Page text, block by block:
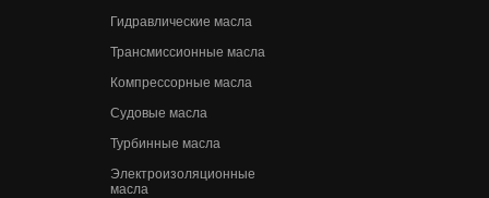
Гидравлические масла
Трансмиссионные масла
Компрессорные масла
Судовые масла
Турбинные масла
Электроизоляционные
масла